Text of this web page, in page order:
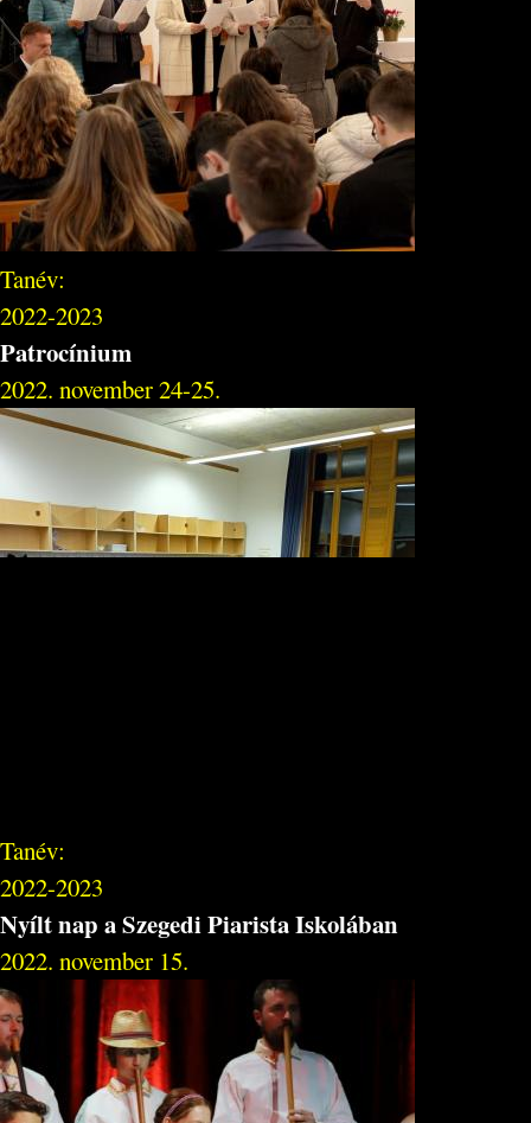
Tanév:
2022-2023
Patrocínium
2022. november 24-25.
Tanév:
2022-2023
Nyílt nap a Szegedi Piarista Iskolában
2022. november 15.